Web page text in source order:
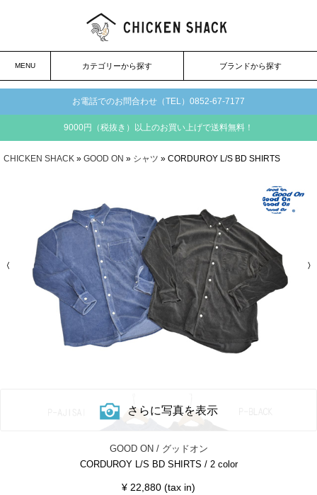
MENU カテゴリーから探す ブランドから探す
お電話でのお問合わせ（TEL）0852-67-7177
9000円（税抜き）以上のお買い上げで送料無料！
CHICKEN SHACK » GOOD ON » シャツ » CORDUROY L/S BD SHIRTS
さらに写真を表示
GOOD ON / グッドオン
CORDUROY L/S BD SHIRTS / 2 color
¥ 22,880 (tax in)